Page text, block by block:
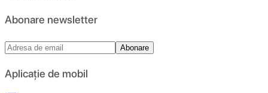
Abonare newsletter
Abonare
Aplicație de mobil